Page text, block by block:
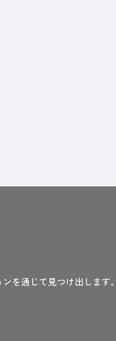
を通じて見つけ出します。